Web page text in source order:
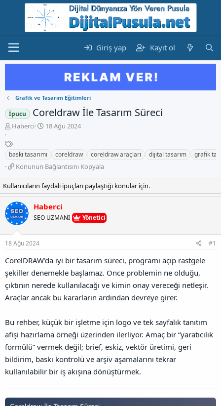
Giriş yap Kayıt ol
Grafik ve Tasarım Eğitimleri
İpucu Coreldraw İle Tasarım Süreci
K
n
b
u
y
u
b
a
ş
l
a
t
a
Haberci
B
l
a
n
g
ı
ç
t
a
i
18 Ağu 2024
E
t
i
e
t
l
e
r
baskı tasarımı coreldraw coreldraw araçları dijital tasarım grafik
K
n
u
n
u
n
ğ
a
n
t
ı
s
K
o
y
a
a
Konunun Bağlantısını Kopyala
Kullanıcıların faydalı ipuçları paylaştığı konular için.
Haberci
SEO UZMANI Yönetici
18 Ağu 2024 #1
CorelDRAW’da iyi bir tasarım süreci, programı açıp rastgele
şekiller denemekle başlamaz. Önce problemin ne olduğu,
çıktının nerede kullanılacağı ve kimin onay vereceği netleşir.
Araçlar ancak bu kararların ardından devreye girer.
Bu rehber, küçük bir işletme için logo ve tek sayfalık tanıtım
afişi hazırlama örneği üzerinden ilerliyor. Amaç bir “yaratıcılık
formülü” vermek değil; brief, eskiz, vektör üretimi, geri
bildirim, baskı kontrolü ve arşiv aşamalarını tekrar
kullanılabilir bir iş akışına dönüştürmek.